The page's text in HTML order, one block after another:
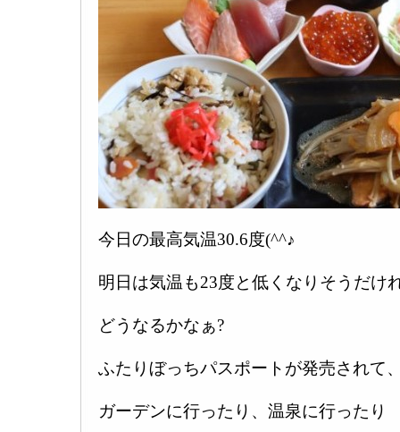
今日の最高気温30.6度(^^♪
明日は気温も23度と低くなりそうだけ
どうなるかなぁ?
ふたりぼっちパスポートが発売されて
ガーデンに行ったり、温泉に行ったり